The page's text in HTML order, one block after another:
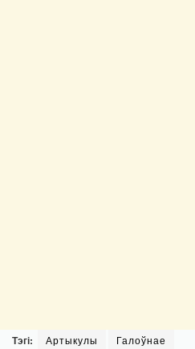
Тэгі: Артыкулы Галоўнае